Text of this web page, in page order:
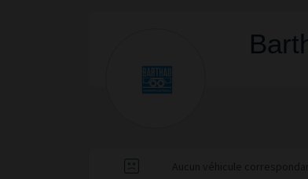
Aucun véhicule